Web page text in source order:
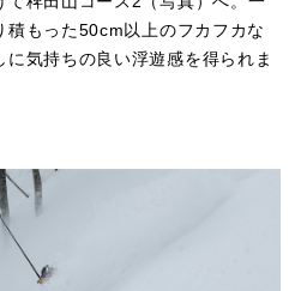
積もった50cm以上のフカフカな
気持ちの良い浮遊感を得られま